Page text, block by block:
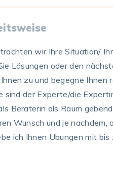
wir Ihre Situation/
Lösungen oder den
zu und begegne Ihnen
sind der Experte/die
Beraterin als Raum
Wunsch und je nachdem,
ich Ihnen Übungen mit bis